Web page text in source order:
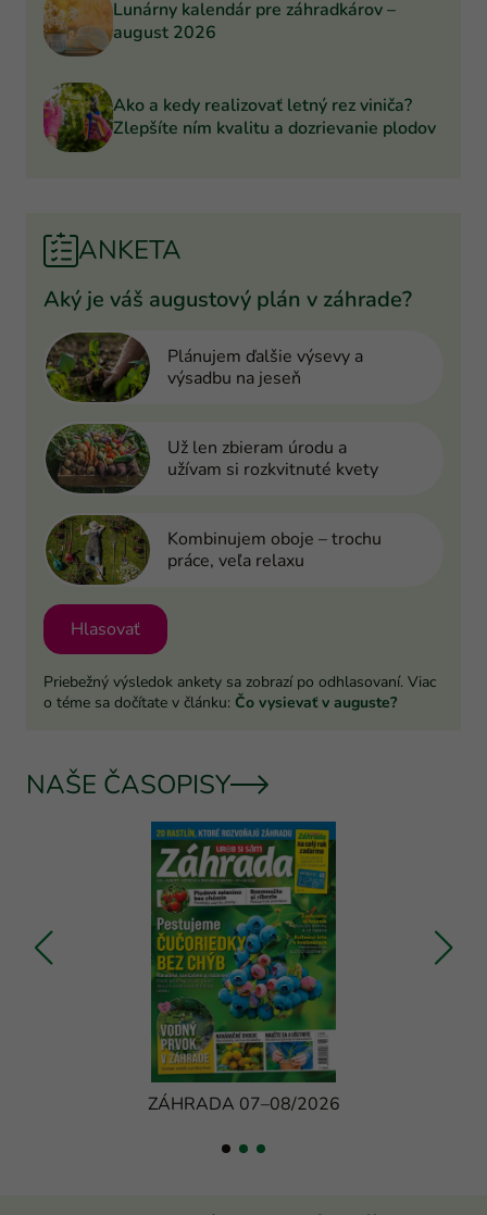
Lunárny kalendár pre záhradkárov –
august 2026
Ako a kedy realizovať letný rez viniča?
Zlepšíte ním kvalitu a dozrievanie plodov
ANKETA
Aký je váš augustový plán v záhrade?
Plánujem ďalšie výsevy a
výsadbu na jeseň
Už len zbieram úrodu a
užívam si rozkvitnuté kvety
Kombinujem oboje – trochu
práce, veľa relaxu
Hlasovať
Priebežný výsledok ankety sa zobrazí po odhlasovaní. Viac
o téme sa dočítate v článku: Čo vysievať v auguste?
NAŠE ČASOPISY
ZÁHRADA 07–08/2026